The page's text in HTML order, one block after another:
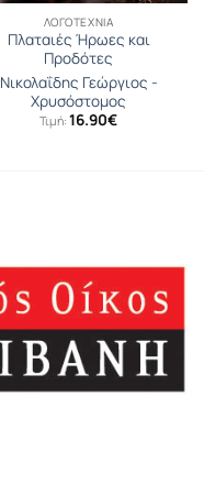
ΛΟΓΟΤΕΧΝΊΑ
Πλαταιές Ήρωες και
Προδότες
Νικολαΐδης Γεώργιος -
Χρυσόστομος
Τιμή: 16.90€